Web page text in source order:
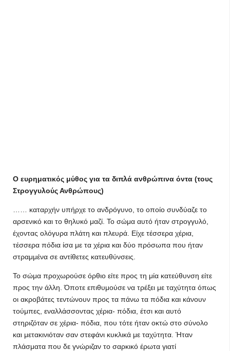
Ο ευρηματικός μύθος για τα διπλά ανθρώπινα όντα (τους
Στρογγυλούς Ανθρώπους)
…… καταρχήν υπήρχε το ανδρόγυνο, το οποίο συνδύαζε το
αρσενικό και το θηλυκό μαζί. Το σώμα αυτό ήταν στρογγυλό,
έχοντας ολόγυρα πλάτη και πλευρά. Είχε τέσσερα χέρια,
τέσσερα πόδια ίσα με τα χέρια και δύο πρόσωπα που ήταν
στραμμένα σε αντίθετες κατευθύνσεις.
Το σώμα προχωρούσε όρθιο είτε προς τη μία κατεύθυνση είτε
προς την άλλη. Όποτε επιθυμούσε να τρέξει με ταχύτητα όπως
οι ακροβάτες τεντώνουν προς τα πάνω τα πόδια και κάνουν
τούμπες, εναλλάσσοντας χέρια- πόδια, έτσι και αυτό
στηριζόταν σε χέρια- πόδια, που τότε ήταν οκτώ στο σύνολο
και μετακινιόταν σαν στεφάνι κυκλικά με ταχύτητα. Ήταν
πλάσματα που δε γνώριζαν το σαρκικό έρωτα γιατί